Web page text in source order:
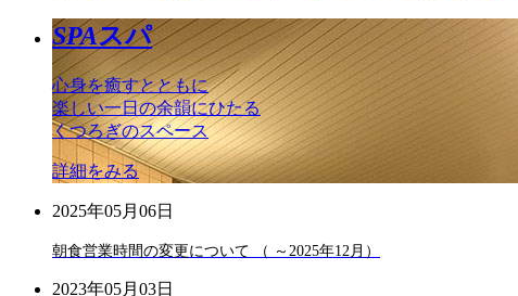
SPAスパ
心身を癒すとともに
楽しい一日の余韻にひたる
くつろぎのスペース
詳細をみる
2025年05月06日
朝食営業時間の変更について （ ～2025年12月）
2023年05月03日